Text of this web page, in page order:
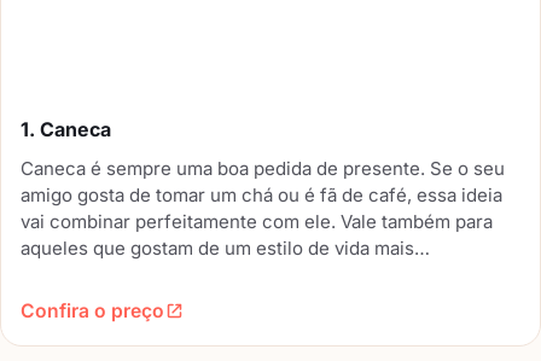
1. Caneca
Caneca é sempre uma boa pedida de presente. Se o seu
amigo gosta de tomar um chá ou é fã de café, essa ideia
vai combinar perfeitamente com ele. Vale também para
aqueles que gostam de um estilo de vida mais
ainda, dá pra encontrar modelos personalizados e
engraçados.
Confira o preço